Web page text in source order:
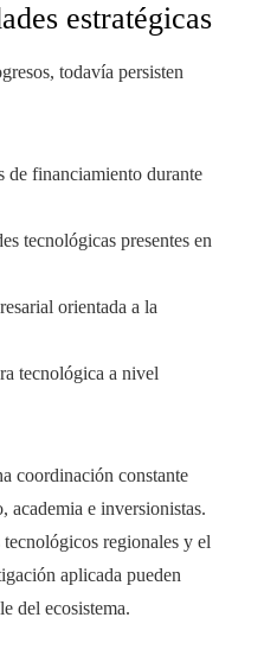
estratégicas
todavía persisten
de financiamiento durante
tecnológicas presentes en
orientada a la
tecnológica a nivel
coordinación constante
academia e inversionistas.
regionales y el
aplicada pueden
del ecosistema.